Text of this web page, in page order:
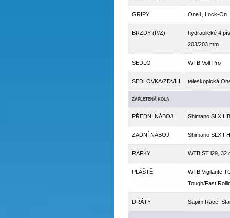
GRIPY One1, Lock-On
BRZDY (P/Z)
hydraulické 4
203/203 mm
SEDLO WTB Volt Pro
SEDLOVKA/ZDVIH teleskopická
ZAPLETENÁ KOLA
PŘEDNÍ NÁBOJ Shimano SLX
ZADNÍ NÁBOJ Shimano SLX
RÁFKY WTB ST i29, 32
PLÁŠTĚ
WTB Vigilante
Tough/Fast
DRÁTY Sapim Race,